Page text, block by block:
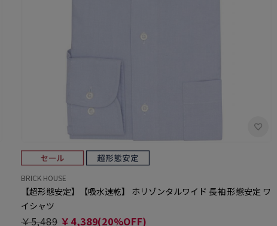
BRICK HOUSE
【超形態安定】【吸水速乾】 ホリゾンタルワイド 長袖 形態安定 ワ
イシャツ
￥5,489 ￥4,389(20%OFF)